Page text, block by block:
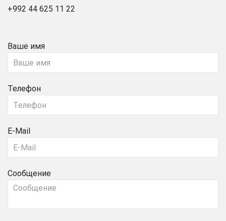
+992 44 625 11 22
Ваше имя
Телефон
E-Mail
Сообщение